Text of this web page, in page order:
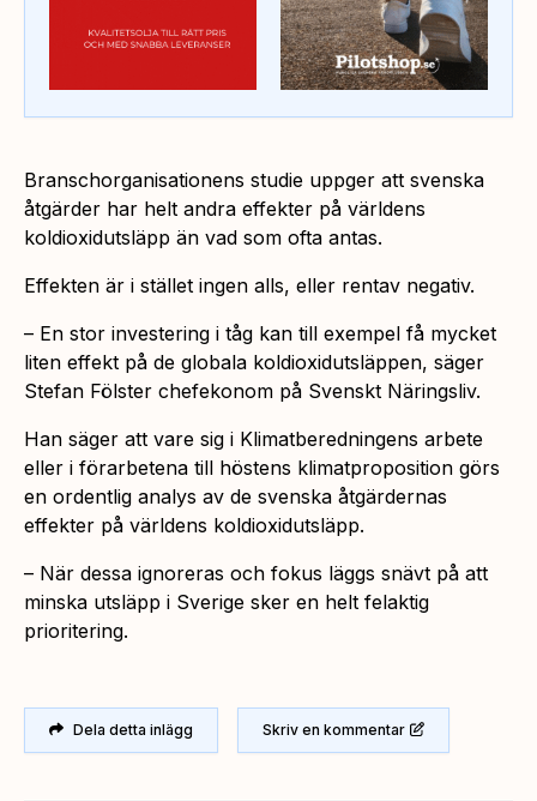
Branschorganisationens studie uppger att svenska
åtgärder har helt andra effekter på världens
koldioxidutsläpp än vad som ofta antas.
Effekten är i stället ingen alls, eller rentav negativ.
– En stor investering i tåg kan till exempel få mycket
liten effekt på de globala koldioxidutsläppen, säger
Stefan Fölster chefekonom på Svenskt Näringsliv.
Han säger att vare sig i Klimatberedningens arbete
eller i förarbetena till höstens klimatproposition görs
en ordentlig analys av de svenska åtgärdernas
effekter på världens koldioxidutsläpp.
– När dessa ignoreras och fokus läggs snävt på att
minska utsläpp i Sverige sker en helt felaktig
prioritering.
Dela detta inlägg Skriv en kommentar